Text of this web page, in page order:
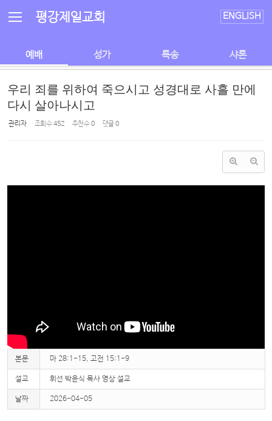
평강제일교회 ENGLISH
예배 성가 특송 샤론
우리 죄를 위하여 죽으시고 성경대로 사흘 만에
다시 살아나시고
관리자 조회 수452 추천 수0 댓글0
본문 마 28:1-15, 고전 15:1-9
설교 휘선 박윤식 목사 영상 설교
날짜 2026-04-05